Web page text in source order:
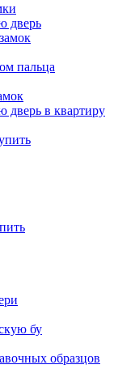
дверь
пальца
дверь в квартиру
бу
образцов